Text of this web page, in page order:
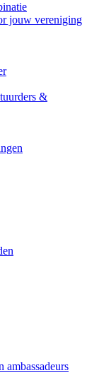
jouw vereniging
&
ambassadeurs